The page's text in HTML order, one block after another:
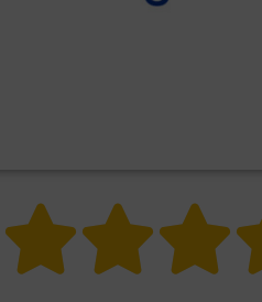
